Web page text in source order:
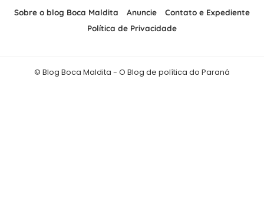
Sobre o blog Boca Maldita Anuncie
Contato e Expediente
Política de Privacidade
© Blog Boca Maldita - O Blog de política do Paraná